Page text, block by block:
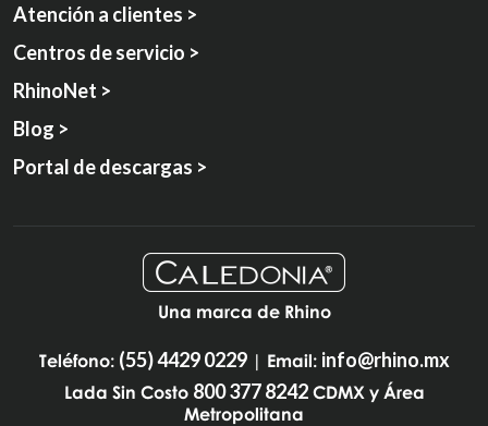
Atención a clientes >
Centros de servicio >
RhinoNet >
Blog >
Portal de descargas >
Una marca de Rhino
Teléfono: (55) 4429 0229| Email: info@rhino.mx
Lada Sin Costo 800 377 8242CDMX y Área
Metropolitana